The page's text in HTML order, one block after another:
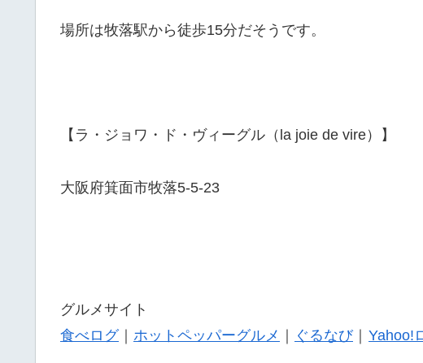
場所は牧落駅から徒歩15分だそうです。
【ラ・ジョワ・ド・ヴィーグル（la joie de vire）】
大阪府箕面市牧落5-5-23
グルメサイト
食べログ｜ ホットペッパーグルメ ｜ ぐるなび｜ Yahoo!